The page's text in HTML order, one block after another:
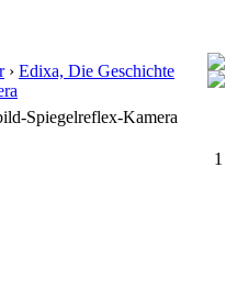
› Edixa, Die Geschichte
Spiegelreflex-Kamera
1